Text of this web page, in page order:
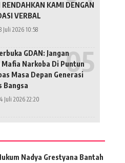
RENDAHKAN KAMI DENGAN
VERBAL
Juli 2026 10:58
GDAN: Jangan
Mafia Narkoba Di Puntun
Masa Depan Generasi
Bangsa
Juli 2026 22:20
Nadya Grestyana Bantah